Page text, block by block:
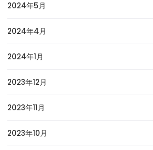
2024年5月
2024年4月
2024年1月
2023年12月
2023年11月
2023年10月